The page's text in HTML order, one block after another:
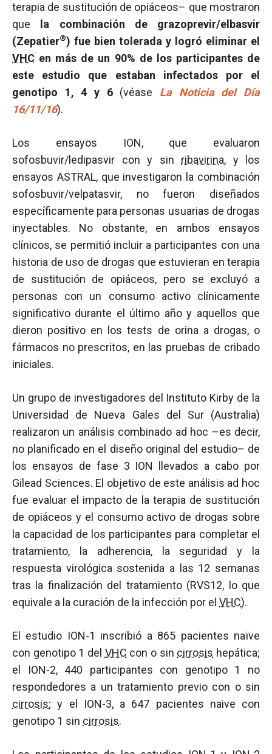
terapia de sustitución de opiáceos– que mostraron
que
la combinación de grazoprevir/elbasvir
(Zepatier®) fue bien tolerada y logró eliminar el
VHC en más de un 90% de los participantes de
este estudio que estaban infectados por el
genotipo 1, 4 y 6(véase La Noticia del Día
16/11/16).
Los ensayos ION, que evaluaron
sofosbuvir/ledipasvir con y sin ribavirina, y los
ensayos ASTRAL, que investigaron la combinación
sofosbuvir/velpatasvir, no fueron diseñados
específicamente para personas usuarias de drogas
inyectables. No obstante, en ambos ensayos
clínicos, se permitió incluir a participantes con una
historia de uso de drogas que estuvieran en terapia
de sustitución de opiáceos, pero se excluyó a
personas con un consumo activo clínicamente
significativo durante el último año y aquellos que
dieron positivo en los tests de orina a drogas, o
fármacos no prescritos, en las pruebas de cribado
iniciales.
Un grupo de investigadores del Instituto Kirby de la
Universidad de Nueva Gales del Sur (Australia)
realizaron un análisis combinado ad hoc –es decir,
no planificado en el diseño original del estudio– de
los ensayos de fase 3 ION llevados a cabo por
Gilead Sciences. El objetivo de este análisis ad hoc
fue evaluar el impacto de la terapia de sustitución
de opiáceos y el consumo activo de drogas sobre
la capacidad de los participantes para completar el
tratamiento, la adherencia, la seguridad y la
respuesta virológica sostenida a las 12 semanas
tras la finalización del tratamiento (RVS12, lo que
equivale a la curación de la infección por el VHC).
El estudio ION-1 inscribió a 865 pacientes naïve
con genotipo 1 del VHC con o sin cirrosis hepática;
el ION-2, 440 participantes con genotipo 1 no
respondedores a un tratamiento previo con o sin
cirrosis; y el ION-3, a 647 pacientes naive con
genotipo 1 sin cirrosis.